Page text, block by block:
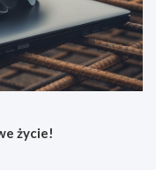
życie!